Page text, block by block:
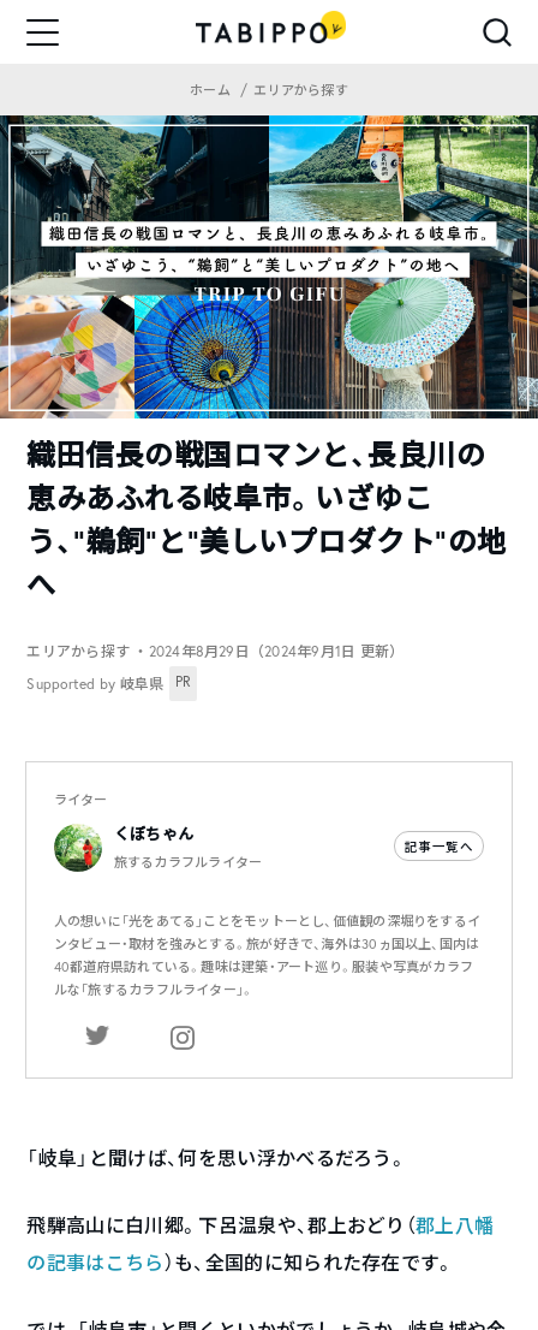
ホーム エリアから探す
織田信長の戦国ロマンと、長良川の
恵みあふれる岐阜市。いざゆこ
う、“鵜飼”と“美しいプロダクト”の地
へ
エリアから探す ・2024年8月29日（2024年9月1日 更新）
Supported by 岐阜県
PR
ライター
くぼちゃん
旅するカラフルライター
記事一覧へ
人の想いに「光をあてる」ことをモットーとし、価値観の深堀りをするイ
ンタビュー・取材を強みとする。旅が好きで、海外は30ヵ国以上、国内は
40都道府県訪れている。趣味は建築・アート巡り。服装や写真がカラフ
ルな「旅するカラフルライター」。
「岐阜」と聞けば、何を思い浮かべるだろう。
飛騨高山に白川郷。下呂温泉や、郡上おどり（郡上八幡
の記事はこちら）も、全国的に知られた存在です。